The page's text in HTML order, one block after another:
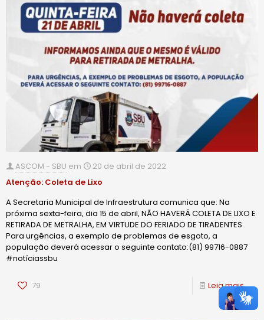
ASCOM - SBU em
20 de abril de 2022
Atenção: Coleta de Lixo
A Secretaria Municipal de Infraestrutura comunica que: Na
próxima sexta-feira, dia 15 de abril, NÃO HAVERÁ COLETA DE LIXO E
RETIRADA DE METRALHA, EM VIRTUDE DO FERIADO DE TIRADENTES.
Para urgências, a exemplo de problemas de esgoto, a
população deverá acessar o seguinte contato:(81) 99716-0887
#notíciassbu
79 Leia mais...